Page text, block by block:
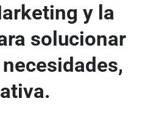
y la
solucionar